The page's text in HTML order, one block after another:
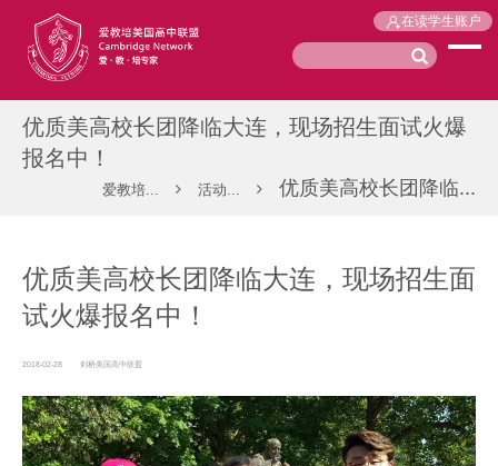
在读学生账户
优质美高校长团降临大连，现场招生面试火爆
报名中！
爱教培... 活动... 优质美高校长团降临...
优质美高校长团降临大连，现场招生面
试火爆报名中！
2018-02-28 剑桥美国高中联盟